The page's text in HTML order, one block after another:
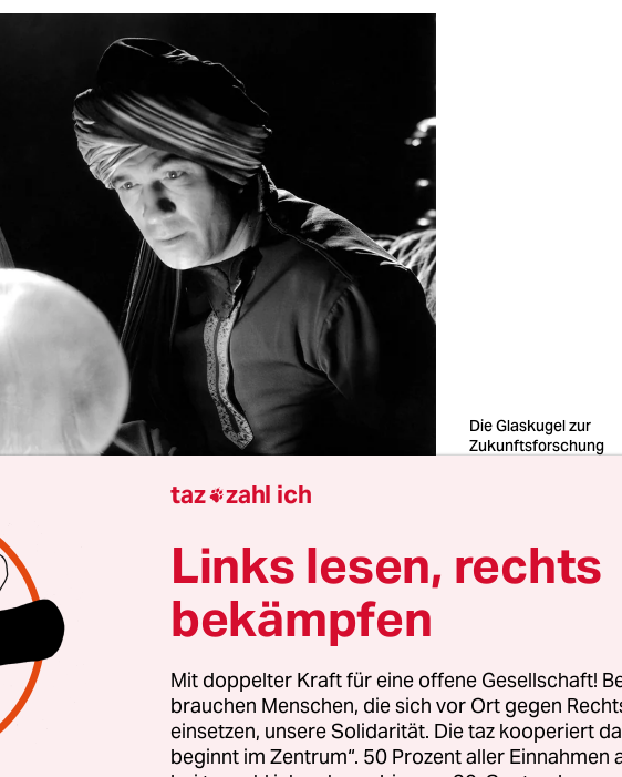
Die Glaskugel zur
Zukunftsforschung
zum Thema KI ist heute der heiße Scheiß. Man redet
und weiß doch nicht, was „Künstliche Intelligenz“
bedeutet. Könnte sie mir helfen, dass der Apfelstrudel
Ist sie nützlich beim Aufräumen der Abstellkammer,
nach menschlicher Unintelligenz aussieht? Hat sie
in sich einen Sinn, außer, alles effizienter zu machen?
taz zahl ich
Links lesen, rechts
bekämpfen
Mit doppelter Kraft für eine offene Gesellschaft!
brauchen Menschen, die sich vor Ort gegen
einsetzen, unsere Solidarität. Die taz kooperiert
beginnt im Zentrum“. 50 Prozent aller Einnahmen